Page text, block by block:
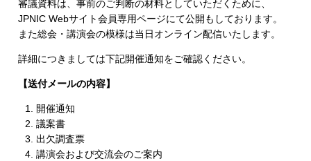
審議資料は、事前のご判断の材料としていただくために、
JPNIC Webサイト会員専用ページにて公開もしております。
また総会・講演会の模様は当日オンライン配信いたします。
詳細につきましては下記開催通知をご確認ください。
【送付メールの内容】
開催通知
議案書
出欠調査票
講演会および交流会のご案内